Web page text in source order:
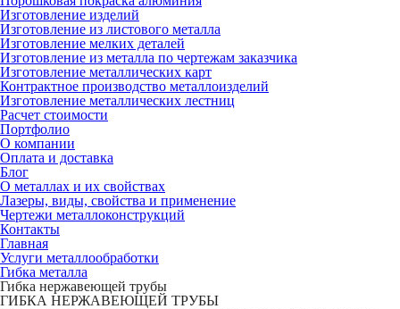
Изготовление изделий
Изготовление из листового металла
Изготовление мелких деталей
Изготовление из металла по чертежам заказчика
Изготовление металлических карт
Контрактное производство металлоизделий
Изготовление металлических лестниц
Расчет стоимости
Портфолио
О компании
Оплата и доставка
Блог
О металлах и их свойствах
Лазеры, виды, свойства и применение
Чертежи металлоконструкций
Контакты
Главная
Услуги металлообработки
Гибка металла
Гибка нержавеющей трубы
ГИБКА НЕРЖАВЕЮЩЕЙ ТРУБЫ